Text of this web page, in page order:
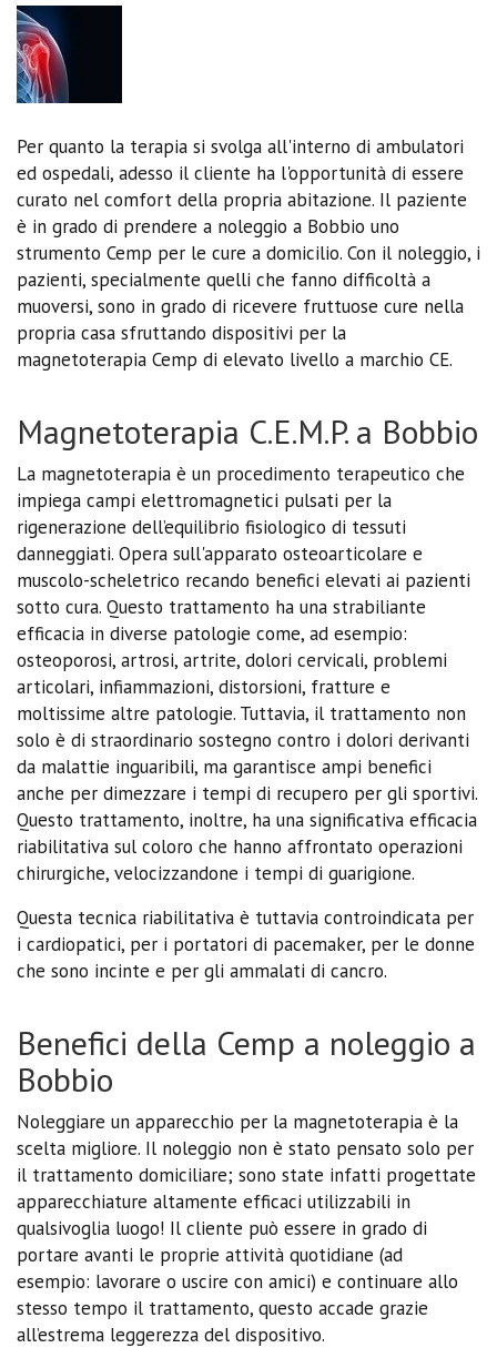
Per quanto la terapia si svolga all'interno di ambulatori
ed ospedali, adesso il cliente ha l'opportunità di essere
curato nel comfort della propria abitazione. Il paziente
è in grado di prendere a noleggio a Bobbio uno
strumento Cemp per le cure a domicilio. Con il noleggio, i
pazienti, specialmente quelli che fanno difficoltà a
muoversi, sono in grado di ricevere fruttuose cure nella
propria casa sfruttando dispositivi per la
magnetoterapia Cemp di elevato livello a marchio CE.
Magnetoterapia C.E.M.P. a Bobbio
La magnetoterapia è un procedimento terapeutico che
impiega campi elettromagnetici pulsati per la
rigenerazione dell’equilibrio fisiologico di tessuti
danneggiati. Opera sull'apparato osteoarticolare e
muscolo-scheletrico recando benefici elevati ai pazienti
sotto cura. Questo trattamento ha una strabiliante
efficacia in diverse patologie come, ad esempio:
osteoporosi, artrosi, artrite, dolori cervicali, problemi
articolari, infiammazioni, distorsioni, fratture e
moltissime altre patologie. Tuttavia, il trattamento non
solo è di straordinario sostegno contro i dolori derivanti
da malattie inguaribili, ma garantisce ampi benefici
anche per dimezzare i tempi di recupero per gli sportivi.
Questo trattamento, inoltre, ha una significativa efficacia
riabilitativa sul coloro che hanno affrontato operazioni
chirurgiche, velocizzandone i tempi di guarigione.
Questa tecnica riabilitativa è tuttavia controindicata per
i cardiopatici, per i portatori di pacemaker, per le donne
che sono incinte e per gli ammalati di cancro.
Benefici della Cemp a noleggio a
Bobbio
Noleggiare un apparecchio per la magnetoterapia è la
scelta migliore. Il noleggio non è stato pensato solo per
il trattamento domiciliare; sono state infatti progettate
apparecchiature altamente efficaci utilizzabili in
qualsivoglia luogo! Il cliente può essere in grado di
portare avanti le proprie attività quotidiane (ad
esempio: lavorare o uscire con amici) e continuare allo
stesso tempo il trattamento, questo accade grazie
all’estrema leggerezza del dispositivo.